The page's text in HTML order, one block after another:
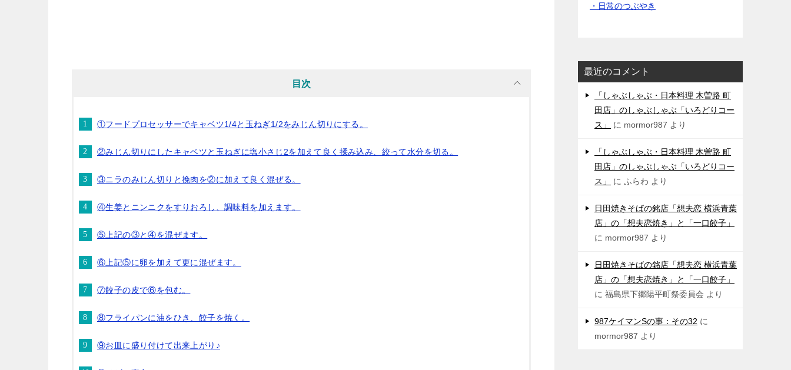
目次
①フードプロセッサーでキャベツ1/4と玉ねぎ1/2をみじん切りにする。
②みじん切りにしたキャベツと玉ねぎに塩小さじ2を加えて良く揉み込み、絞って水分を切る。
③ニラのみじん切りと挽肉を②に加えて良く混ぜる。
④生姜とニンニクをすりおろし、調味料を加えます。
⑤上記の③と④を混ぜます。
⑥上記⑤に卵を加えて更に混ぜます。
⑦餃子の皮で⑥を包む。
⑧フライパンに油をひき、餃子を焼く。
⑨お皿に盛り付けて出来上がり♪
・日常のつぶやき
最近のコメント
「しゃぶしゃぶ・日本料理 木曽路 町
田店」のしゃぶしゃぶ「いろどりコー
ス」
に mormor987 より
「しゃぶしゃぶ・日本料理 木曽路 町
田店」のしゃぶしゃぶ「いろどりコー
ス」
に ふらわ より
日田焼きそばの銘店「想夫恋 横浜青葉
店」の「想夫恋焼き」と「一口餃子」
に mormor987 より
日田焼きそばの銘店「想夫恋 横浜青葉
店」の「想夫恋焼き」と「一口餃子」
に 福島県下郷陽平町祭委員会 より
987ケイマンSの事：その32 に
mormor987 より